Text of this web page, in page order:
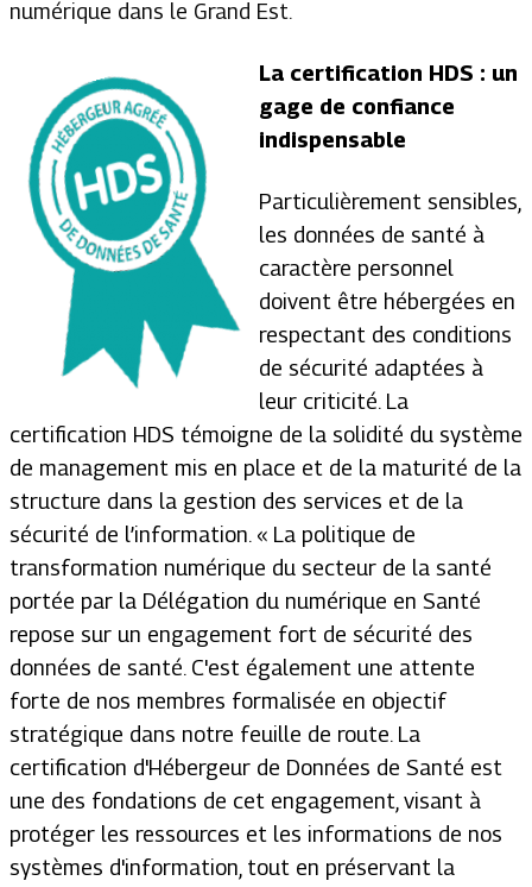
numérique dans le Grand Est.
La certification HDS : un
gage de confiance
indispensable
Particulièrement sensibles,
les données de santé à
caractère personnel
doivent être hébergées en
respectant des conditions
de sécurité adaptées à
leur criticité. La
certification HDS témoigne de la solidité du système
de management mis en place et de la maturité de la
structure dans la gestion des services et de la
sécurité de l’information. « La politique de
transformation numérique du secteur de la santé
portée par la Délégation du numérique en Santé
repose sur un engagement fort de sécurité des
données de santé. C'est également une attente
forte de nos membres formalisée en objectif
stratégique dans notre feuille de route. La
certification d'Hébergeur de Données de Santé est
une des fondations de cet engagement, visant à
protéger les ressources et les informations de nos
systèmes d'information, tout en préservant la